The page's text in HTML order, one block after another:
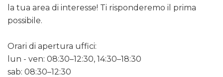
la tua area di interesse! Ti risponderemo il prima
possibile.
Orari di apertura uffici:
lun - ven: 08:30–12:30, 14:30–18:30
sab: 08:30–12:30